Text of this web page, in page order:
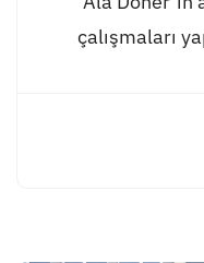
çalışmaları